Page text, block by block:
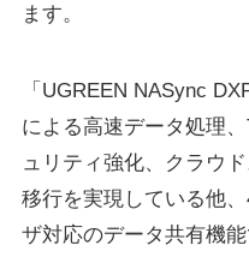
ます。
「UGREEN NASync
による高速データ処理
ュリティ強化、クラウ
移行を実現している他
ザ対応のデータ共有機